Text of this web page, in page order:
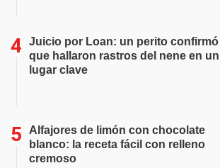
Juicio por Loan: un perito confirmó
que hallaron rastros del nene en un
lugar clave
Alfajores de limón con chocolate
blanco: la receta fácil con relleno
cremoso